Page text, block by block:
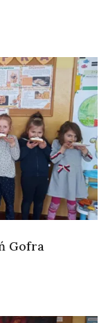
Gofra